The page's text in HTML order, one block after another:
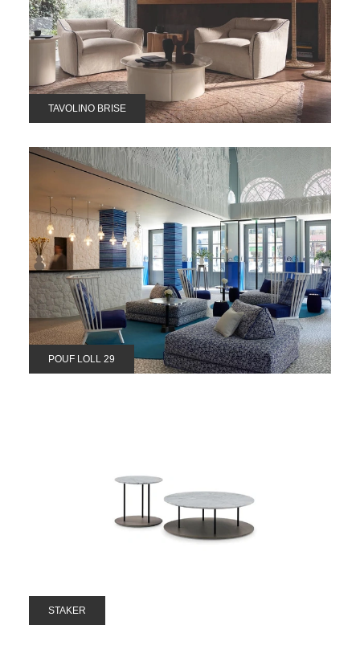
TAVOLINO BRISE
POUF LOLL 29
STAKER